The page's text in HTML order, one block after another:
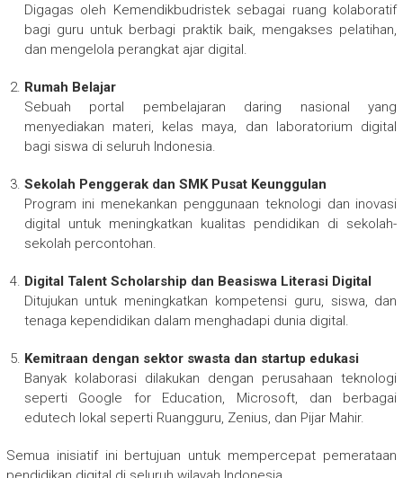
Digagas oleh Kemendikbudristek sebagai ruang kolaboratif
bagi guru untuk berbagi praktik baik, mengakses pelatihan,
dan mengelola perangkat ajar digital.
Rumah Belajar
Sebuah portal pembelajaran daring nasional yang
menyediakan materi, kelas maya, dan laboratorium digital
bagi siswa di seluruh Indonesia.
Sekolah Penggerak dan SMK Pusat Keunggulan
Program ini menekankan penggunaan teknologi dan inovasi
digital untuk meningkatkan kualitas pendidikan di sekolah-
sekolah percontohan.
Digital Talent Scholarship dan Beasiswa Literasi Digital
Ditujukan untuk meningkatkan kompetensi guru, siswa, dan
tenaga kependidikan dalam menghadapi dunia digital.
Kemitraan dengan sektor swasta dan startup edukasi
Banyak kolaborasi dilakukan dengan perusahaan teknologi
seperti Google for Education, Microsoft, dan berbagai
edutech lokal seperti Ruangguru, Zenius, dan Pijar Mahir.
Semua inisiatif ini bertujuan untuk mempercepat pemerataan